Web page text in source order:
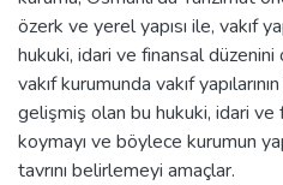
özerk ve yerel yapısı ile, vakıf
hukuki, idari ve finansal
vakıf kurumunda vakıf
gelişmiş olan bu hukuki, idari ve
koymayı ve böylece kurumun
tavrını belirlemeyi amaçlar.